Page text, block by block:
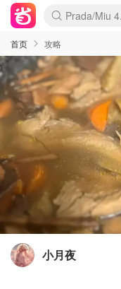
Prada/Miu
首页 攻略
小月夜